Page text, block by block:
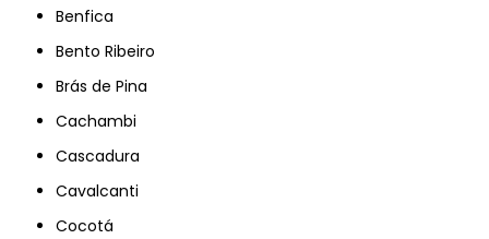
Benfica
Bento Ribeiro
Brás de Pina
Cachambi
Cascadura
Cavalcanti
Cocotá